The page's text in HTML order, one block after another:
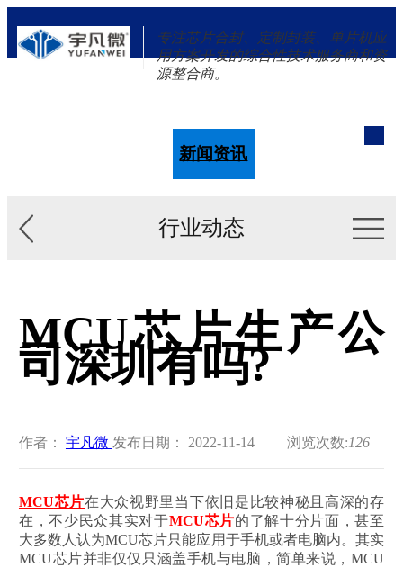
专注芯片合封、定制封装、单片机应
用方案开发的综合性技术服务商和资
源整合商。
新闻资讯
行业动态
MCU芯片生产公
司深圳有吗?
作者： 宇凡微 发布日期： 2022-11-14 浏览次数:126
MCU芯片在大众视野里当下依旧是比较神秘且高深的存
在，不少民众其实对于MCU芯片的了解十分片面，甚至
大多数人认为MCU芯片只能应用于手机或者电脑内。其实
MCU芯片并非仅仅只涵盖手机与电脑，简单来说，MCU